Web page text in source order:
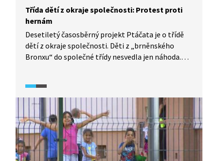
Třída dětí z okraje společnosti: Protest proti
hernám
Desetiletý časosběrný projekt Ptáčata je o třídě
dětí z okraje společnosti. Děti z „brněnského
Bronxu“ do společné třídy nesvedla jen náhoda.
vlastní demonstraci. Za co budou děti
demonstrovat? Co jim nejvíc vadí? Dokážou si
sehnat i potřebné povolení pro její uskutečnění?